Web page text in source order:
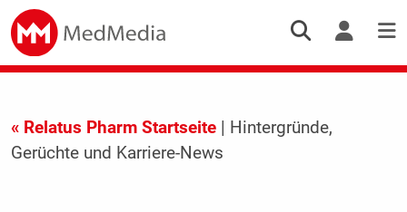
« Relatus Pharm Startseite| Hintergründe,
Gerüchte und Karriere-News